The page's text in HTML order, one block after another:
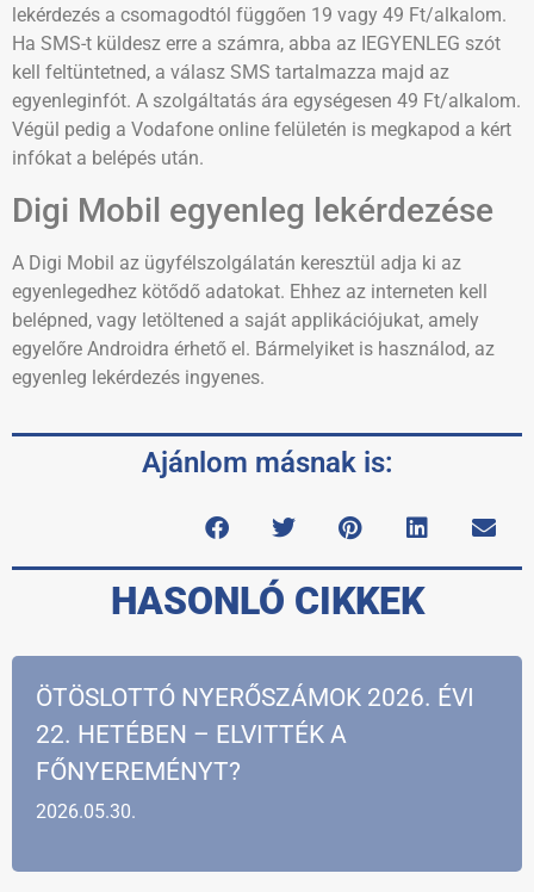
lekérdezés a csomagodtól függően 19 vagy 49 Ft/alkalom.
Ha SMS-t küldesz erre a számra, abba az IEGYENLEG szót
kell feltüntetned, a válasz SMS tartalmazza majd az
egyenleginfót. A szolgáltatás ára egységesen 49 Ft/alkalom.
Végül pedig a Vodafone online felületén is megkapod a kért
infókat a belépés után.
Digi Mobil egyenleg lekérdezése
A Digi Mobil az ügyfélszolgálatán keresztül adja ki az
egyenlegedhez kötődő adatokat. Ehhez az interneten kell
belépned, vagy letöltened a saját applikációjukat, amely
egyelőre Androidra érhető el. Bármelyiket is használod, az
egyenleg lekérdezés ingyenes.
Ajánlom másnak is:
HASONLÓ CIKKEK
2026.05.30.
ÖTÖSLOTTÓ NYERŐSZÁMOK 2026. ÉVI
22. HETÉBEN – ELVITTÉK A
FŐNYEREMÉNYT?